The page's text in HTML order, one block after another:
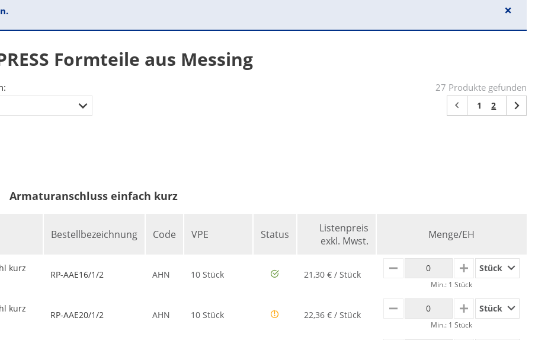
×
Formteile aus Messing
27 Produkte gefunden
1 (current)
2
Armaturanschluss einfach kurz
Bestellbezeichnung Code VPE Status
Listenpreis
exkl. Mwst.
Menge/EH
kurz
RP-AAE16/1/2 AHN 10 Stück 21,30 € / Stück MINUS PLUSStück
Min.: 1 Stück
kurz
RP-AAE20/1/2 AHN 10 Stück 22,36 € / Stück MINUS PLUSStück
Min.: 1 Stück